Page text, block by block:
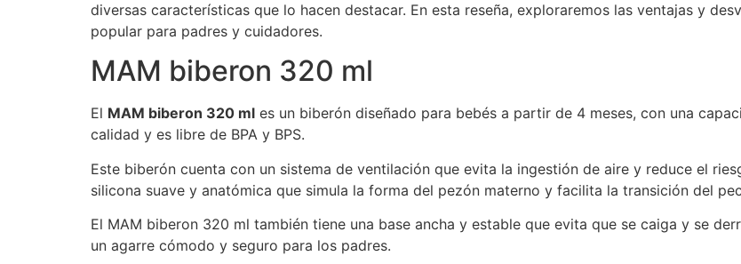
diversas características que lo hacen destacar. En esta reseña, exploraremos las ventajas y
popular para padres y cuidadores.
MAM biberon 320 ml
El MAM biberon 320 ml es un biberón diseñado para bebés a partir de 4 meses, con una
calidad y es libre de BPA y BPS.
Este biberón cuenta con un sistema de ventilación que evita la ingestión de aire y reduce el
silicona suave y anatómica que simula la forma del pezón materno y facilita la transición del
El MAM biberon 320 ml también tiene una base ancha y estable que evita que se caiga y se
un agarre cómodo y seguro para los padres.